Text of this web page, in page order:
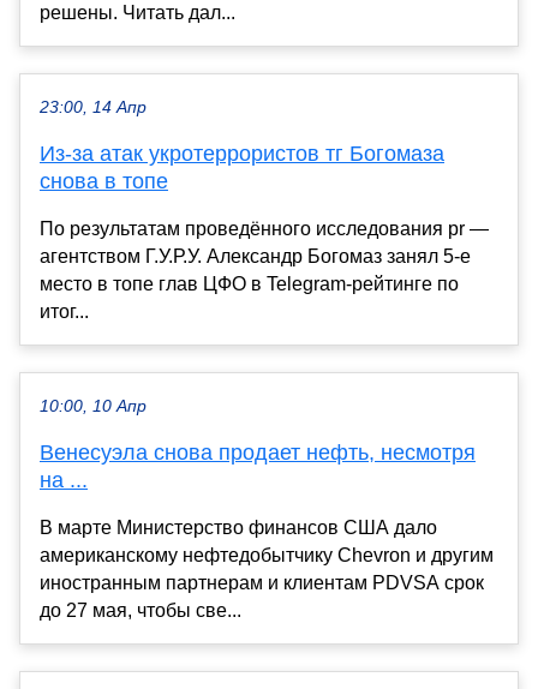
решены. Читать дал...
23:00, 14 Апр
Из-за атак укротеррористов тг Богомаза
снова в топе
По результатам проведённого исследования pr —
агентством Г.У.Р.У. Александр Богомаз занял 5-е
место в топе глав ЦФО в Telegram-рейтинге по
итог...
10:00, 10 Апр
Венесуэла снова продает нефть, несмотря
на ...
В марте Министерство финансов США дало
американскому нефтедобытчику Chevron и другим
иностранным партнерам и клиентам PDVSA срок
до 27 мая, чтобы све...